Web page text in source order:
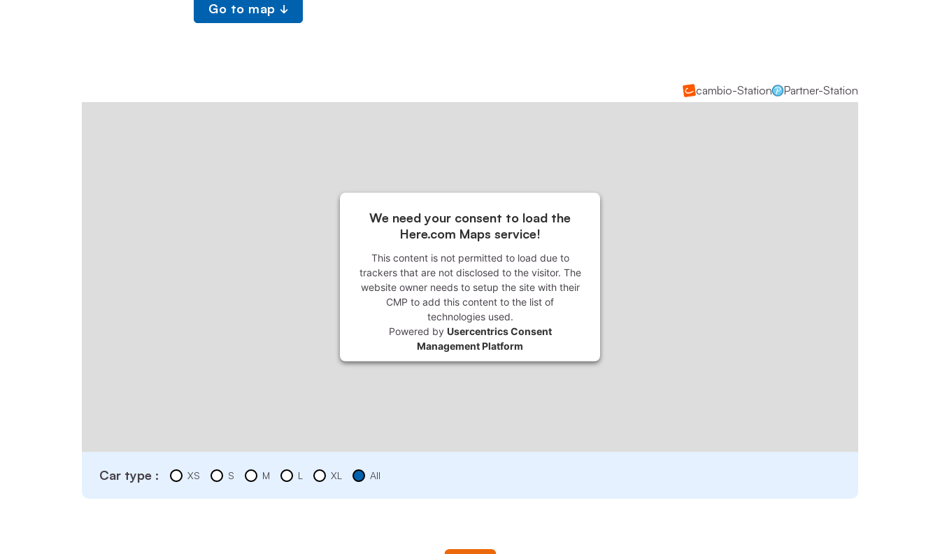
Go to map
cambio-Station Partner-Station
We need your consent to load the
Here.com Maps service!
This content is not permitted to load due to
trackers that are not disclosed to the visitor. The
website owner needs to setup the site with their
CMP to add this content to the list of
technologies used.
Powered by Usercentrics Consent
Management Platform
Car type : XS S M L XL All